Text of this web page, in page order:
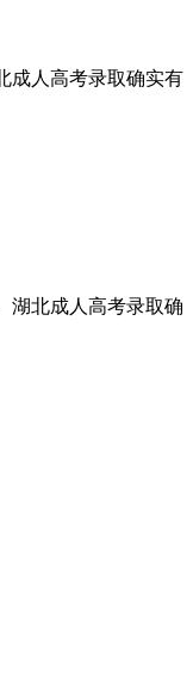
成人高考录取确实有
湖北成人高考录取确